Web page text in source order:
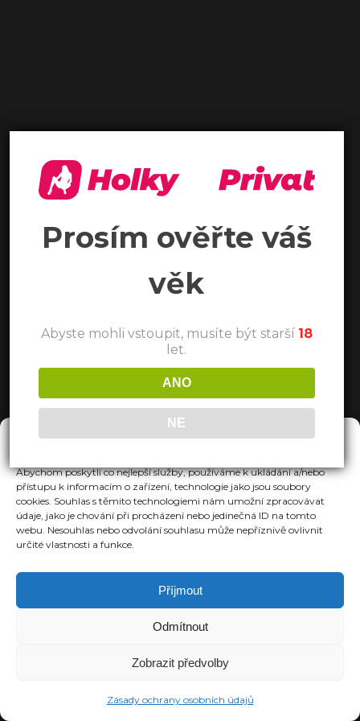
Spravovat Souhlas
Abychom poskytli co nejlepší služby, používáme k ukládání a/nebo
přístupu k informacím o zařízení, technologie jako jsou soubory
cookies. Souhlas s těmito technologiemi nám umožní zpracovávat
údaje, jako je chování při procházení nebo jedinečná ID na tomto
webu. Nesouhlas nebo odvolání souhlasu může nepříznivě ovlivnit
určité vlastnosti a funkce.
Příjmout
Odmítnout
Zobrazit předvolby
Zásady ochrany osobních údajů
Prosím ověřte váš
věk
Abyste mohli vstoupit, musíte být starší 18
let.
ANO
NE